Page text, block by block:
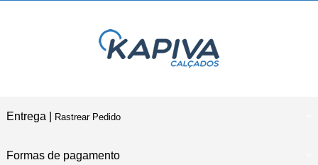
Entrega | Rastrear Pedido
Formas de pagamento